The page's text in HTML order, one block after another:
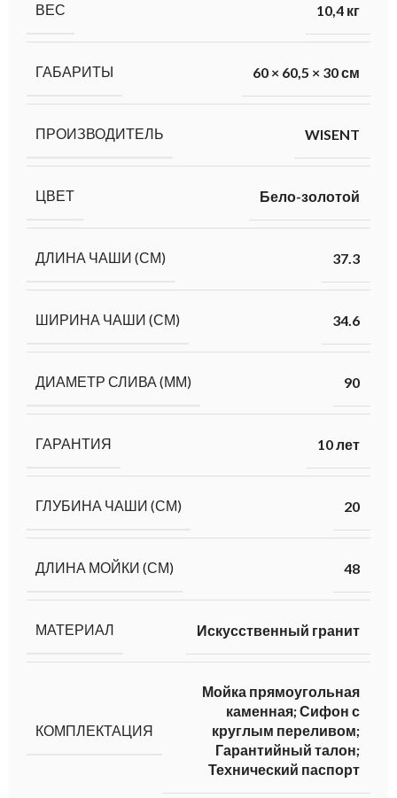
ВЕС 10,4 кг
ГАБАРИТЫ 60 × 60,5 × 30 см
ПРОИЗВОДИТЕЛЬ WISENT
ЦВЕТ Бело-золотой
ДЛИНА ЧАШИ (СМ) 37.3
ШИРИНА ЧАШИ (СМ) 34.6
ДИАМЕТР СЛИВА (ММ) 90
ГАРАНТИЯ 10 лет
ГЛУБИНА ЧАШИ (СМ) 20
ДЛИНА МОЙКИ (СМ) 48
МАТЕРИАЛ Искусственный гранит
КОМПЛЕКТАЦИЯ
Мойка прямоугольная
каменная; Сифон с
круглым переливом;
Гарантийный талон;
Технический паспорт